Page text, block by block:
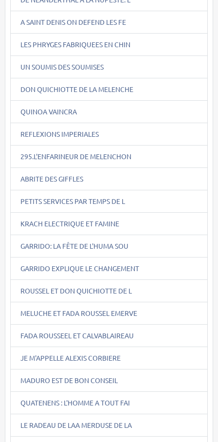
A SAINT DENIS ON DEFEND LES FE
LES PHRYGES FABRIQUEES EN CHIN
UN SOUMIS DES SOUMISES
DON QUICHIOTTE DE LA MELENCHE
QUINOA VAINCRA
REFLEXIONS IMPERIALES
295.L'ENFARINEUR DE MELENCHON
ABRITE DES GIFFLES
PETITS SERVICES PAR TEMPS DE L
KRACH ELECTRIQUE ET FAMINE
GARRIDO: LA FÊTE DE L'HUMA SOU
GARRIDO EXPLIQUE LE CHANGEMENT
ROUSSEL ET DON QUICHIOTTE DE L
MELUCHE ET FADA ROUSSEL EMERVE
FADA ROUSSEEL ET CALVABLAIREAU
JE M'APPELLE ALEXIS CORBIERE
MADURO EST DE BON CONSEIL
QUATENENS : L'HOMME A TOUT FAI
LE RADEAU DE LAA MERDUSE DE LA